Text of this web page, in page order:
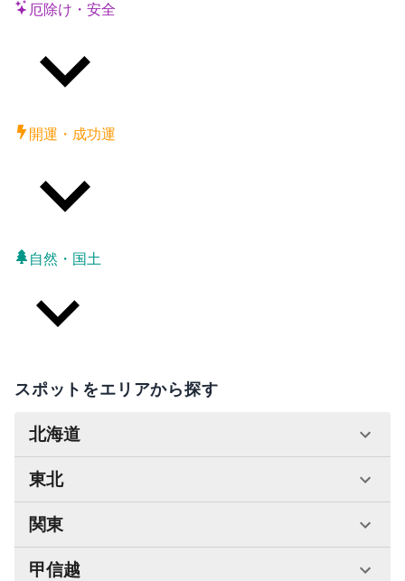
厄除け・安全
開運・成功運
自然・国土
スポットをエリアから探す
北海道
東北
関東
甲信越